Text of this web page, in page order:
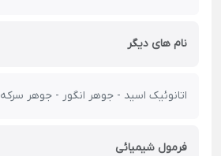
نام های دیگر
اتانوئیک اسید - جوهر انگور - جوهر سرکه
فرمول شیمیائی